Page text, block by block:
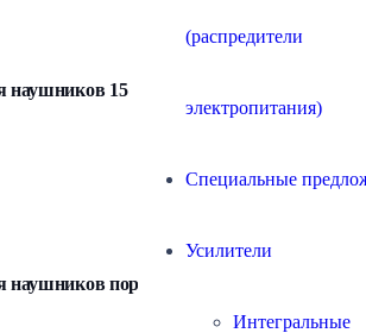
(распредители
электропитания)
Специальные
Усилители
Интегральные
наушников 15
наушников портативные